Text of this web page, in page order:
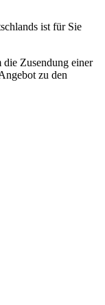
ist für Sie
Zusendung einer
zu den